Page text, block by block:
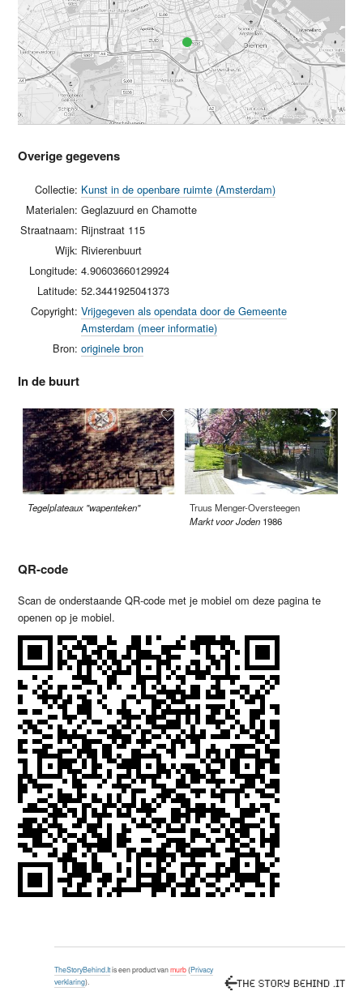
Overige gegevens
Collectie: Kunst in de openbare ruimte (Amsterdam)
Materialen: Geglazuurd en Chamotte
Straatnaam: Rijnstraat 115
Wijk: Rivierenbuurt
Longitude: 4.90603660129924
Latitude: 52.3441925041373
Copyright: Vrijgegeven als opendata door de Gemeente
Amsterdam (meer informatie)
Bron: originele bron
In de buurt
Tegelplateaux "wapenteken"
Truus Menger-Oversteegen
Markt voor Joden 1986
QR-code
Scan de onderstaande QR-code met je mobiel om deze pagina te
openen op je mobiel.
TheStoryBehind.Itis een product vanmurb(Privacy
verklaring).